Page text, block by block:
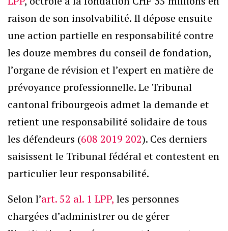
raison de son insolvabilité. Il dépose ensuite
une action partielle en responsabilité contre
les douze membres du conseil de fondation,
l’organe de révision et l’expert en matière de
prévoyance professionnelle. Le Tribunal
cantonal fribourgeois admet la demande et
retient une responsabilité solidaire de tous
les défendeurs (608 2019 202). Ces derniers
saisissent le Tribunal fédéral et contestent en
particulier leur responsabilité.
Selon l’art. 52 al. 1 LPP, les personnes
chargées d’administrer ou de gérer